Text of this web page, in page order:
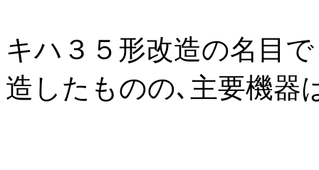
キハ３５形改造の名目
造したものの､主要機器